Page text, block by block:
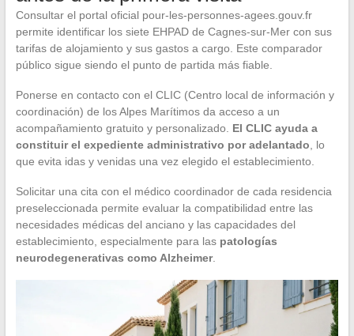
Consultar el portal oficial pour-les-personnes-agees.gouv.fr
permite identificar los siete EHPAD de Cagnes-sur-Mer con sus
tarifas de alojamiento y sus gastos a cargo. Este comparador
público sigue siendo el punto de partida más fiable.
Ponerse en contacto con el CLIC (Centro local de información y
coordinación) de los Alpes Marítimos da acceso a un
acompañamiento gratuito y personalizado. El CLIC ayuda a
constituir el expediente administrativo por adelantado , lo
que evita idas y venidas una vez elegido el establecimiento.
Solicitar una cita con el médico coordinador de cada residencia
preseleccionada permite evaluar la compatibilidad entre las
necesidades médicas del anciano y las capacidades del
establecimiento, especialmente para las patologías
neurodegenerativas como Alzheimer.